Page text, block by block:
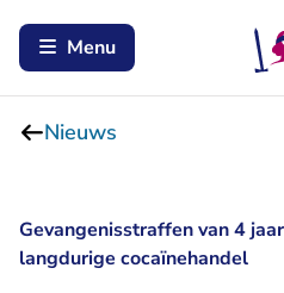
Menu
Nieuws
Gevangenisstraffen van 4
langdurige cocaïnehandel